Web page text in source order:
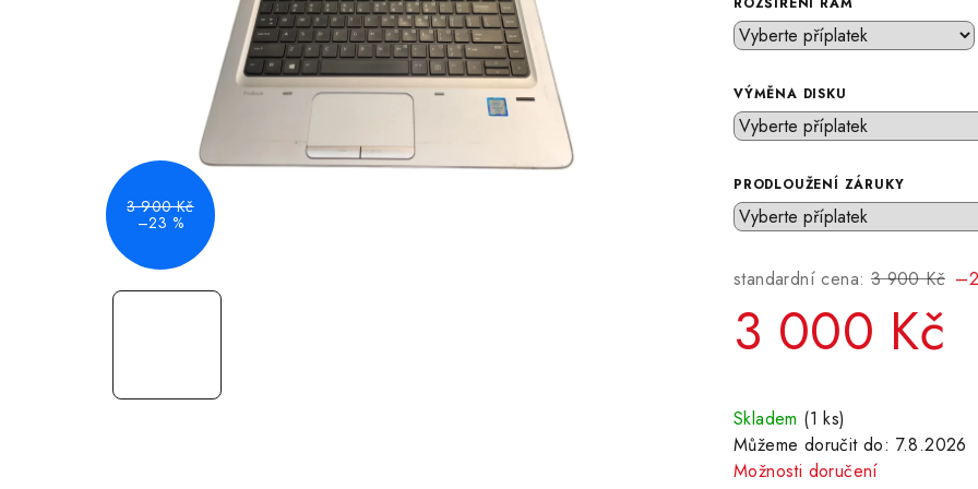
VÝMĚNA DISKU
PRODLOUŽENÍ ZÁRUKY
standardní cena: 3 900 Kč
3 000 Kč
cena:
Skladem (1 ks)
Můžeme doručit do: 7.8.2026
Možnosti doručení
3 900 Kč
–23 %